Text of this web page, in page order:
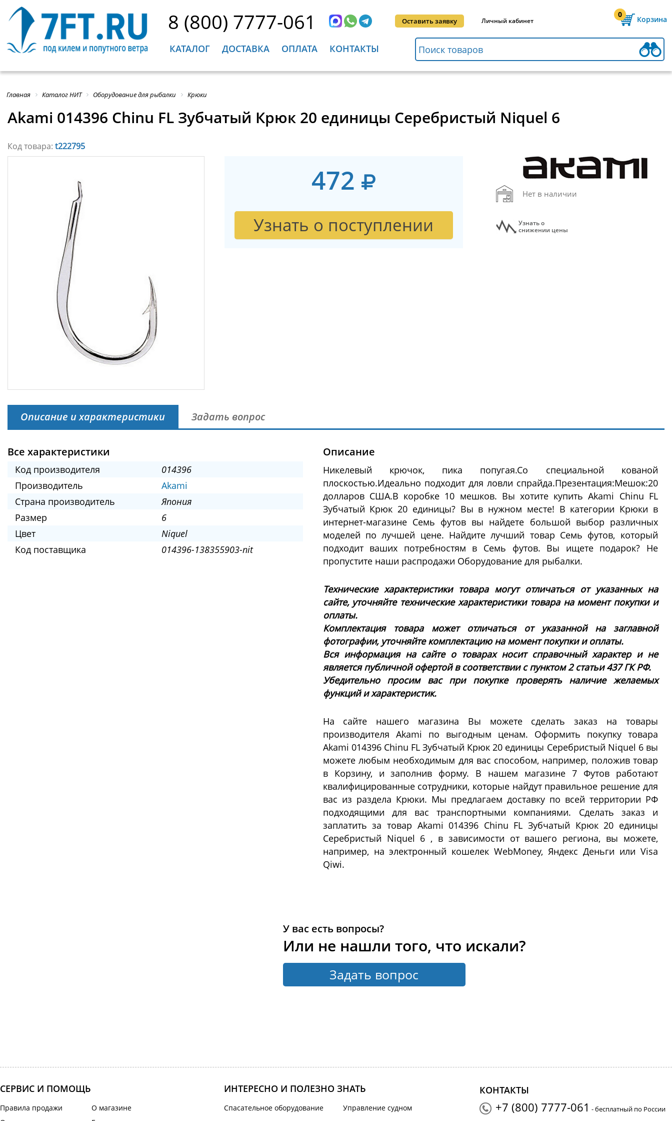
8 (800) 7777-061 Оставить заявку Личный кабинет
0
Корзина
КАТАЛОГ ДОСТАВКА ОПЛАТА КОНТАКТЫ
Главная Каталог НИТ Оборудование для рыбалки Крюки
Akami 014396 Chinu FL Зубчатый Крюк 20 единицы Серебристый Niquel 6
Код товара: t222795
472
Узнать о поступлении
Нет в наличии
Узнать о
снижении цены
Описание и характеристики Задать вопрос
Все характеристики
Код производителя
014396
Производитель
Akami
Страна производитель
Япония
Размер
6
Цвет
Niquel
Код поставщика
014396-138355903-nit
Описание
Никелевый крючок, пика попугая.Со специальной кованой
плоскостью.Идеально подходит для ловли спрайда.Презентация:Мешок:20
долларов США.В коробке 10 мешков. Вы хотите купить Akami Chinu FL
Зубчатый Крюк 20 единицы? Вы в нужном месте! В категории Крюки в
интернет-магазине Семь футов вы найдете большой выбор различных
моделей по лучшей цене. Найдите лучший товар Семь футов, который
подходит ваших потребностям в Семь футов. Вы ищете подарок? Не
пропустите наши распродажи Оборудование для рыбалки.
Технические характеристики товара могут отличаться от указанных на
сайте, уточняйте технические характеристики товара на момент покупки и
оплаты.
Комплектация товара может отличаться от указанной на заглавной
фотографии, уточняйте комплектацию на момент покупки и оплаты.
Вся информация на сайте о товарах носит справочный характер и не
является публичной офертой в соответствии с пунктом 2 статьи 437 ГК РФ.
Убедительно просим вас при покупке проверять наличие желаемых
функций и характеристик.
На сайте нашего магазина Вы можете сделать заказ на товары
производителя Akami по выгодным ценам. Оформить покупку товара
Akami 014396 Chinu FL Зубчатый Крюк 20 единицы Серебристый Niquel 6 вы
можете любым необходимым для вас способом, например, положив товар
в Корзину, и заполнив форму. В нашем магазине 7 Футов работают
квалифицированные сотрудники, которые найдут правильное решение для
вас из раздела Крюки. Мы предлагаем доставку по всей территории РФ
подходящими для вас транспортными компаниями. Сделать заказ и
заплатить за товар Akami 014396 Chinu FL Зубчатый Крюк 20 единицы
Серебристый Niquel 6 , в зависимости от вашего региона, вы можете,
например, на электронный кошелек WebMoney, Яндекс Деньги или Visa
Qiwi.
У вас есть вопросы?
Или не нашли того, что искали?
Задать вопрос
СЕРВИС И ПОМОЩЬ
Правила продажи
О магазине
ИНТЕРЕСНО И ПОЛЕЗНО ЗНАТЬ
Спасательное оборудование Управление судном
КОНТАКТЫ
+7 (800) 7777-061 - бесплатный по России